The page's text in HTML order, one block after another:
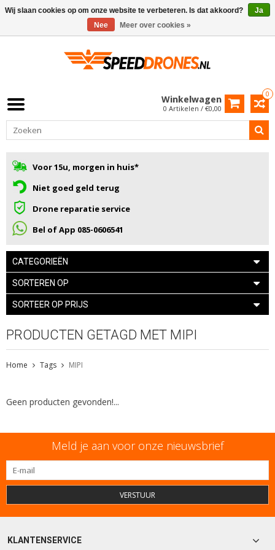
0
Winkelwagen
0 Artikelen / €0,00
Voor 15u, morgen in huis*
Niet goed geld terug
Drone reparatie service
Bel of App 085-0606541
CATEGORIEËN
SORTEREN OP
SORTEER OP PRIJS
PRODUCTEN GETAGD MET MIPI
Home Tags MIPI
Geen producten gevonden!...
Meld je aan voor onze nieuwsbrief
VERSTUUR
KLANTENSERVICE
Wij slaan cookies op om onze website te verbeteren. Is dat akkoord?
Ja
Nee
Meer over cookies »